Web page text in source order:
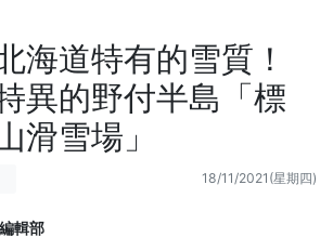
海道特有的雪質！
異的野付半島「標
滑雪場」
18/11/2021(星期四)
輯部